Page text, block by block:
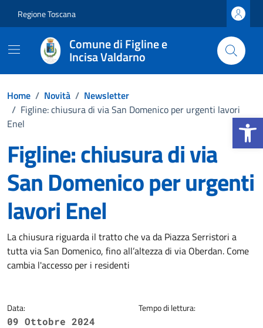
Apri la
Regione Toscana
Comune di Figline e
Incisa Valdarno
Home / Novità / Newsletter
/ Figline: chiusura di via San Domenico per urgenti lavori
Enel
Figline: chiusura di via
San Domenico per urgenti
lavori Enel
Dettagli della notizia
La chiusura riguarda il tratto che va da Piazza Serristori a
tutta via San Domenico, fino all’altezza di via Oberdan. Come
cambia l'accesso per i residenti
Data:
09 Ottobre 2024
Tempo di lettura: